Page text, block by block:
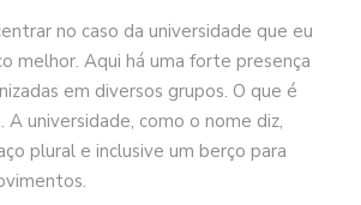
no caso da universidade que eu
melhor. Aqui há uma forte presença
em diversos grupos. O que é
universidade, como o nome diz,
plural e inclusive um berço para